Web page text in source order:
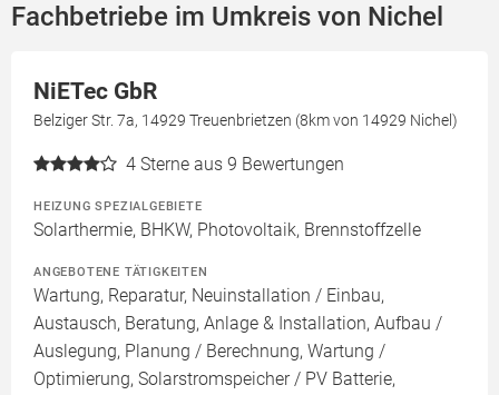
Fachbetriebe im Umkreis von Nichel
NiETec GbR
Belziger Str. 7a, 14929 Treuenbrietzen (8km von 14929 Nichel)
4 Sterne aus 9 Bewertungen
HEIZUNG SPEZIALGEBIETE
Solarthermie, BHKW, Photovoltaik, Brennstoffzelle
ANGEBOTENE TÄTIGKEITEN
Wartung, Reparatur, Neuinstallation / Einbau,
Austausch, Beratung, Anlage & Installation, Aufbau /
Auslegung, Planung / Berechnung, Wartung /
Optimierung, Solarstromspeicher / PV Batterie,